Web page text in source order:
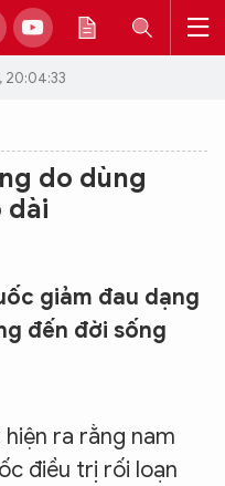
20:04:33
do dùng
dài
giảm đau dạng
đến đời sống
ra rằng nam
điều trị rối loạn